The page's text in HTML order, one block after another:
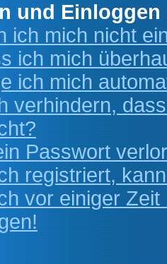
und Einloggen
ich mich nicht
ich mich
ich mich
verhindern,
Passwort
registriert,
vor einiger